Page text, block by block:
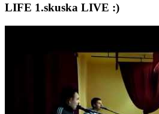
LIFE 1.skuska LIVE :)